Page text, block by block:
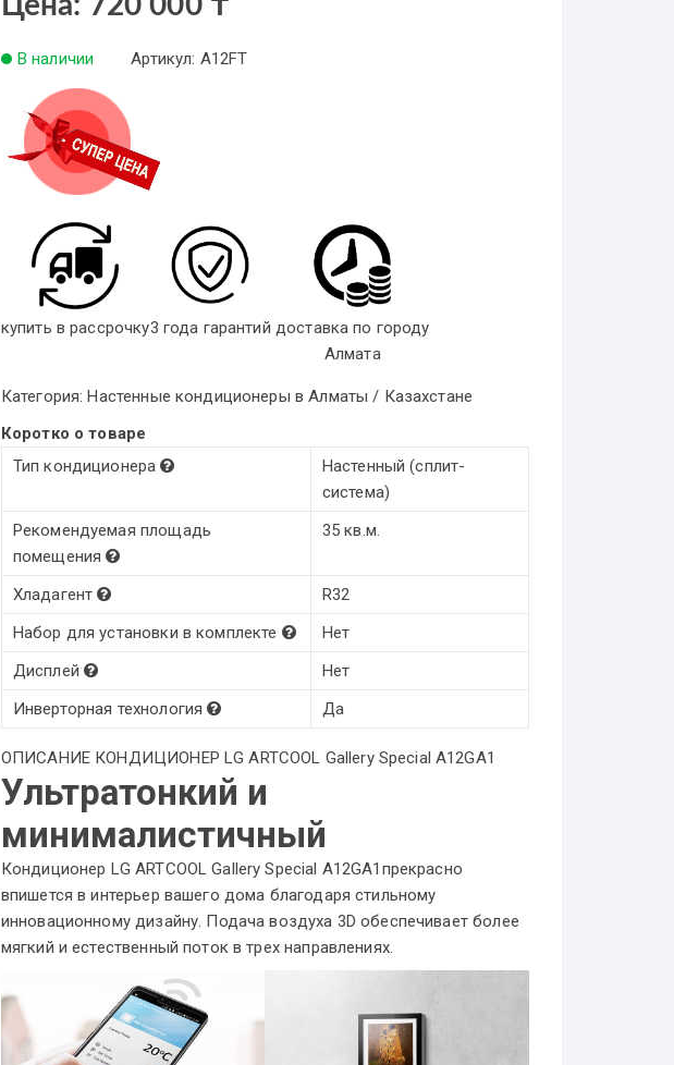
В наличии Артикул: A12FT
купить в рассрочку3 года гарантий доставка по городу
Алмата
Категория:Настенные кондиционеры в Алматы / Казахстане
Коротко о товаре
Тип кондиционера
Настенный (сплит-
система)
Рекомендуемая площадь
помещения
35 кв.м.
Хладагент
R32
Набор для установки в комплекте
Нет
Дисплей
Нет
Инверторная технология
Да
ОПИСАНИЕ КОНДИЦИОНЕР LG ARTCOOL Gallery Special A12GA1
Ультратонкий и
минималистичный
Кондиционер LG ARTCOOL Gallery Special A12GA1прекрасно
впишется в интерьер вашего дома благодаря стильному
инновационному дизайну. Подача воздуха 3D обеспечивает более
мягкий и естественный поток в трех направлениях.